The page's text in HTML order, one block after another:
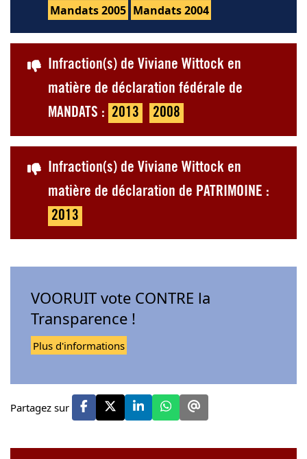
Mandats 2005 Mandats 2004
Infraction(s) de Viviane Wittock en
matière de déclaration fédérale de
MANDATS : 2013 2008
Infraction(s) de Viviane Wittock en
matière de déclaration de PATRIMOINE :
2013
VOORUIT vote CONTRE la
Transparence !
Plus d'informations
Partagez sur